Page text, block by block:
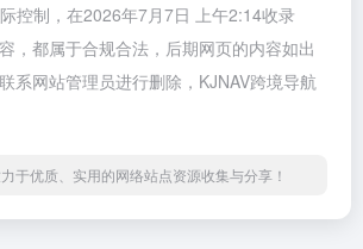
控制，在2026年7月7日 上午2:14收录
，都属于合规合法，后期网页的内容如出
系网站管理员进行删除，KJNAV跨境导航
于优质、实用的网络站点资源收集与分享！